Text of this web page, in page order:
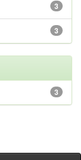
3
3
3